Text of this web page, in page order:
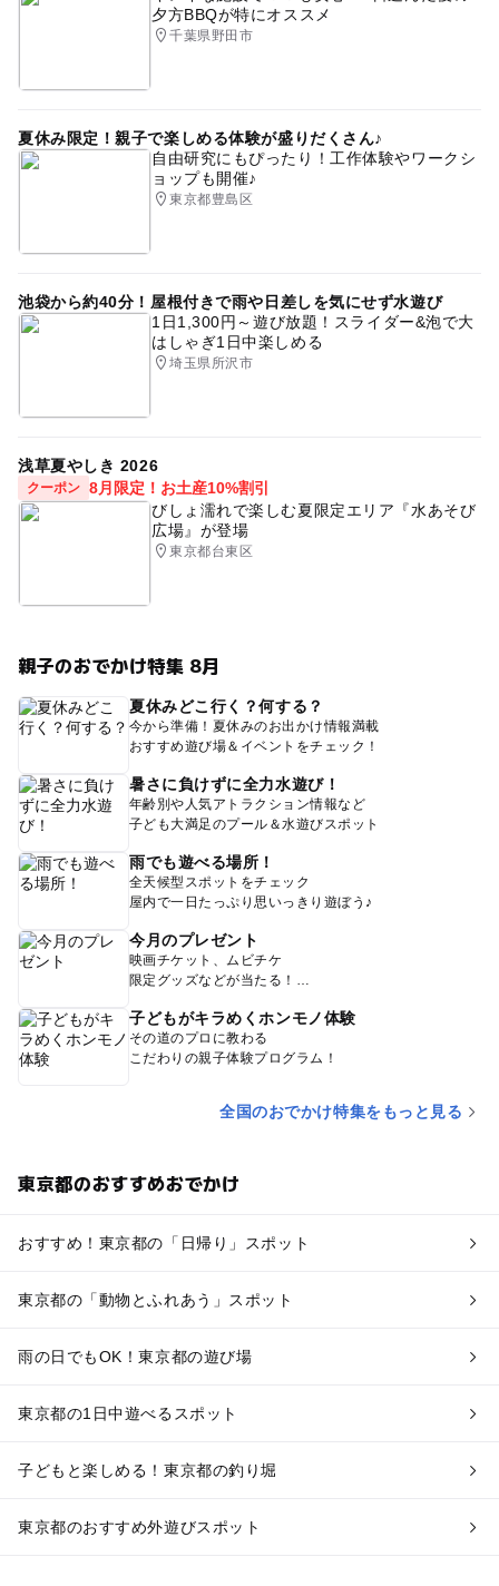
夕方BBQが特にオススメ
千葉県野田市
夏休み限定！親子で楽しめる体験が盛りだくさん♪
自由研究にもぴったり！工作体験やワークシ
ョップも開催♪
東京都豊島区
池袋から約40分！屋根付きで雨や日差しを気にせず水遊び
1日1,300円～遊び放題！スライダー&泡で大
はしゃぎ1日中楽しめる
埼玉県所沢市
浅草夏やしき 2026
クーポン 8月限定！お土産10%割引
びしょ濡れで楽しむ夏限定エリア『水あそび
広場』が登場
東京都台東区
親子のおでかけ特集 8月
夏休みどこ行く？何する？
今から準備！夏休みのお出かけ情報満載
おすすめ遊び場＆イベントをチェック！
暑さに負けずに全力水遊び！
年齢別や人気アトラクション情報など
子ども大満足のプール＆水遊びスポット
雨でも遊べる場所！
全天候型スポットをチェック
屋内で一日たっぷり思いっきり遊ぼう♪
今月のプレゼント
映画チケット、ムビチケ
限定グッズなどが当たる！
子どもがキラめくホンモノ体験
その道のプロに教わる
こだわりの親子体験プログラム！
全国のおでかけ特集をもっと見る
東京都のおすすめおでかけ
おすすめ！東京都の「日帰り」スポット
東京都の「動物とふれあう」スポット
雨の日でもOK！東京都の遊び場
東京都の1日中遊べるスポット
子どもと楽しめる！東京都の釣り堀
東京都のおすすめ外遊びスポット